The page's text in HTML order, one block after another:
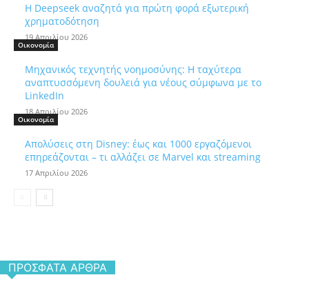
Η Deepseek αναζητά για πρώτη φορά εξωτερική
χρηματοδότηση
19 Απριλίου 2026
Οικονομία
Μηχανικός τεχνητής νοημοσύνης: Η ταχύτερα
αναπτυσσόμενη δουλειά για νέους σύμφωνα με το
LinkedIn
18 Απριλίου 2026
Οικονομία
Απολύσεις στη Disney: έως και 1000 εργαζόμενοι
επηρεάζονται – τι αλλάζει σε Marvel και streaming
17 Απριλίου 2026
ΠΡΌΣΦΑΤΑ ΆΡΘΡΑ